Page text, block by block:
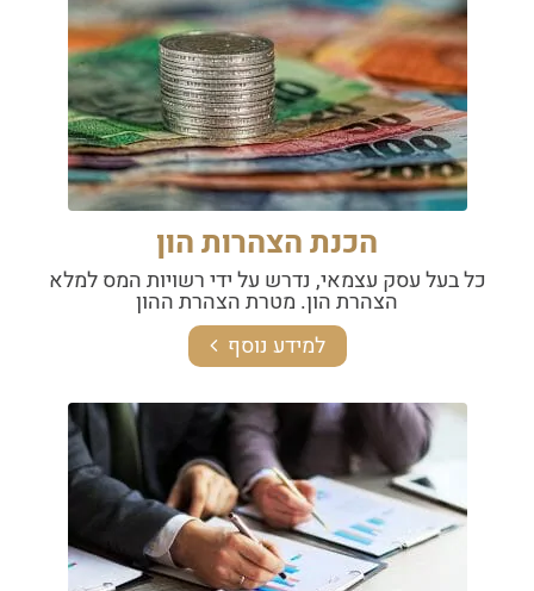
הכנת הצהרות הון
כל בעל עסק עצמאי, נדרש על ידי רשויות המס למלא
הצהרת הון. מטרת הצהרת ההון
למידע נוסף